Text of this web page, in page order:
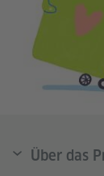
Über das